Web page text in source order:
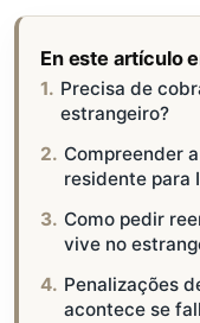
En este artículo
Precisa de
estrangeiro?
Compreender
residente para
Como pedir
vive no
Penalizações
acontece se